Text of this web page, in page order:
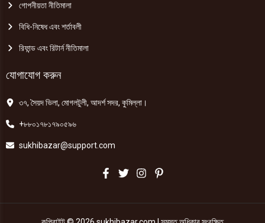
গোপনীয়তা নীতিমালা
বিধি-নিষেধ এবং শর্তাবলী
রিফান্ড এবং রিটার্ন নীতিমালা
যোগাযোগ করুন
৩৭, সৈয়দ ভিলা, মোগলটুলী, আদর্শ সদর, কুমিল্লা।
+৮৮০১৭৮১৭৯০৫৯৬
sukhibazar@support.com